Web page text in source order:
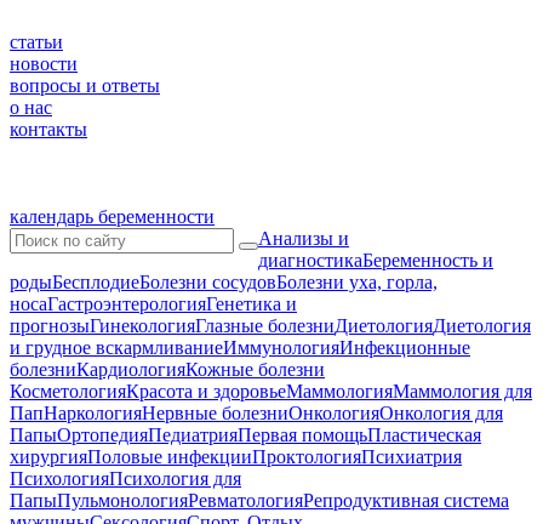
статьи
новости
вопросы и ответы
о нас
контакты
календарь беременности
Анализы и
диагностикаБеременность и
родыБесплодиеБолезни сосудовБолезни уха, горла,
носаГастроэнтерологияГенетика и
прогнозыГинекологияГлазные болезниДиетологияДиетология
и грудное вскармливаниеИммунологияИнфекционные
болезниКардиологияКожные болезни
КосметологияКрасота и здоровьеМаммологияМаммология для
ПапНаркологияНервные болезниОнкологияОнкология для
ПапыОртопедияПедиатрияПервая помощьПластическая
хирургияПоловые инфекцииПроктологияПсихиатрия
ПсихологияПсихология для
ПапыПульмонологияРевматологияРепродуктивная система